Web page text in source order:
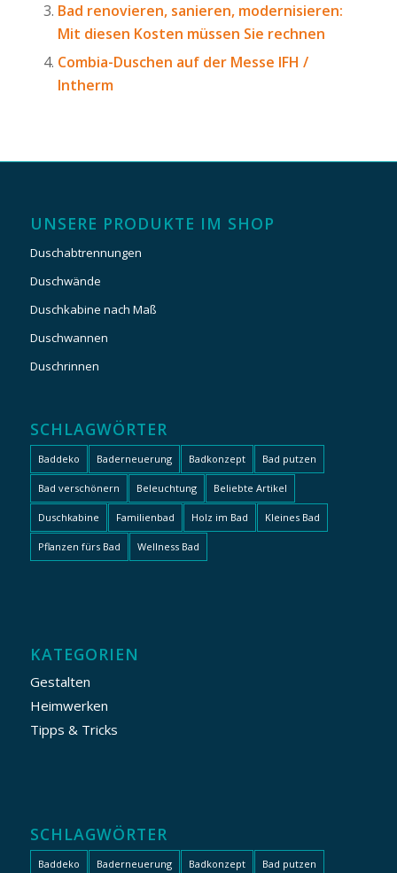
Bad renovieren, sanieren, modernisieren:
Mit diesen Kosten müssen Sie rechnen
Combia-Duschen auf der Messe IFH /
Intherm
UNSERE PRODUKTE IM SHOP
Duschabtrennungen
Duschwände
Duschkabine nach Maß
Duschwannen
Duschrinnen
SCHLAGWÖRTER
Baddeko Baderneuerung Badkonzept Bad putzen
Bad verschönern Beleuchtung Beliebte Artikel
Duschkabine Familienbad Holz im Bad Kleines Bad
Pflanzen fürs Bad Wellness Bad
KATEGORIEN
Gestalten
Heimwerken
Tipps & Tricks
SCHLAGWÖRTER
Baddeko Baderneuerung Badkonzept Bad putzen